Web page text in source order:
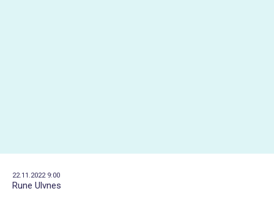
22.11.2022 9:00
Rune Ulvnes